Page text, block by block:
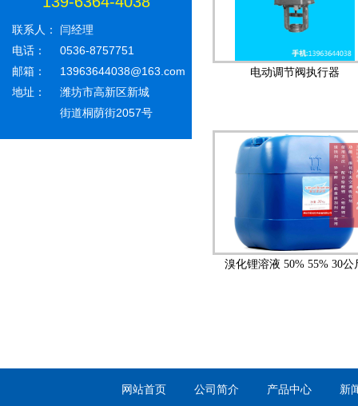
联系人：
闫经理
电话：
0536-8757751
邮箱：
13963644038@163.com
地址：
潍坊市高新区新城
街道桐荫街2057号
电动调节阀执行器
溴化锂溶液 50% 55% 30公
网站首页 公司简介 产品中心 新